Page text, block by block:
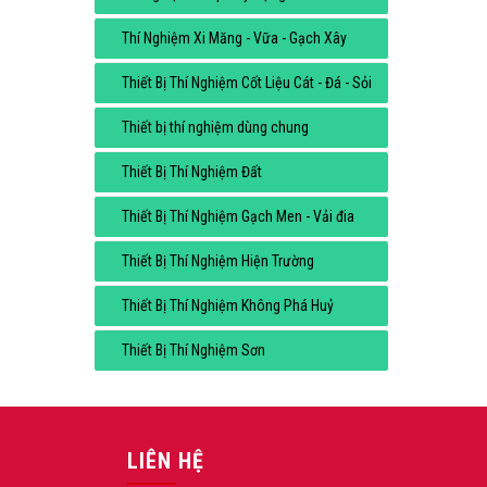
Thí Nghiệm Xi Măng - Vữa - Gạch Xây
Thiết Bị Thí Nghiệm Cốt Liệu Cát - Đá - Sỏi
Thiết bị thí nghiệm dùng chung
Thiết Bị Thí Nghiệm Đất
Thiết Bị Thí Nghiệm Gạch Men - Vải đia
Thiết Bị Thí Nghiệm Hiện Trường
Thiết Bị Thí Nghiệm Không Phá Huỷ
Thiết Bị Thí Nghiệm Sơn
LIÊN HỆ